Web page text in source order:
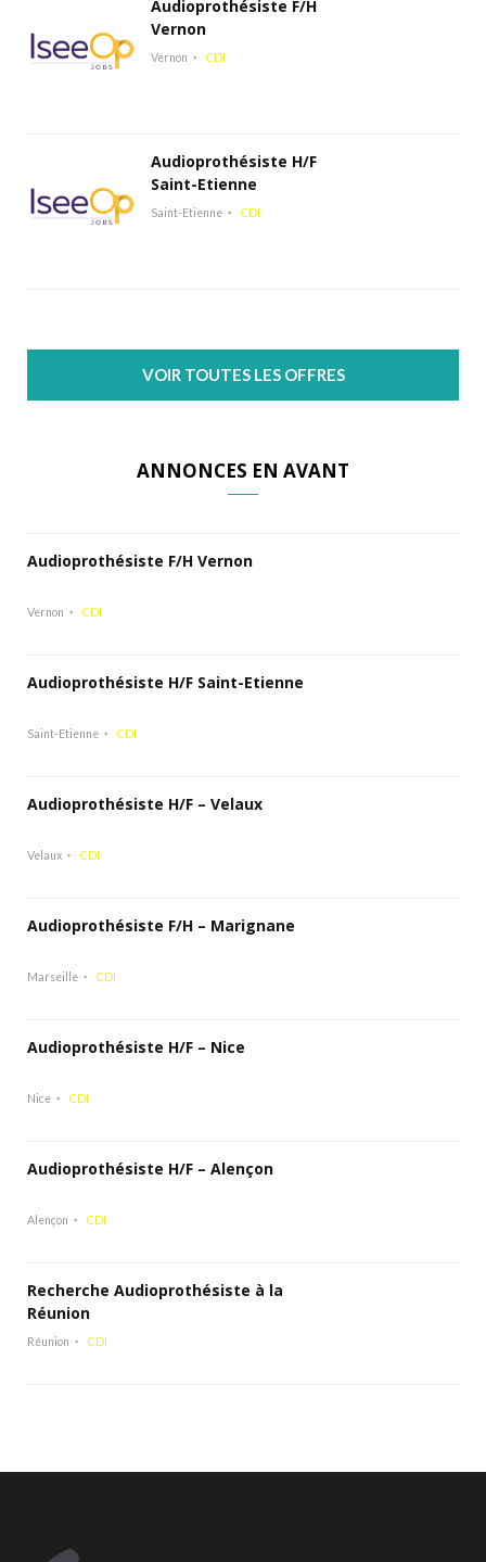
Audioprothésiste F/H
Vernon
Vernon CDI
Audioprothésiste H/F
Saint-Etienne
Saint-Etienne CDI
VOIR TOUTES LES OFFRES
ANNONCES EN AVANT
Audioprothésiste F/H Vernon
Vernon CDI
Audioprothésiste H/F Saint-Etienne
Saint-Etienne CDI
Audioprothésiste H/F – Velaux
Velaux CDI
Audioprothésiste F/H – Marignane
Marseille CDI
Audioprothésiste H/F – Nice
Nice CDI
Audioprothésiste H/F – Alençon
Alençon CDI
Recherche Audioprothésiste à la
Réunion
Réunion CDI